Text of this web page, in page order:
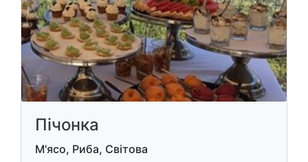
Пічонка
М'ясо, Риба, Світова